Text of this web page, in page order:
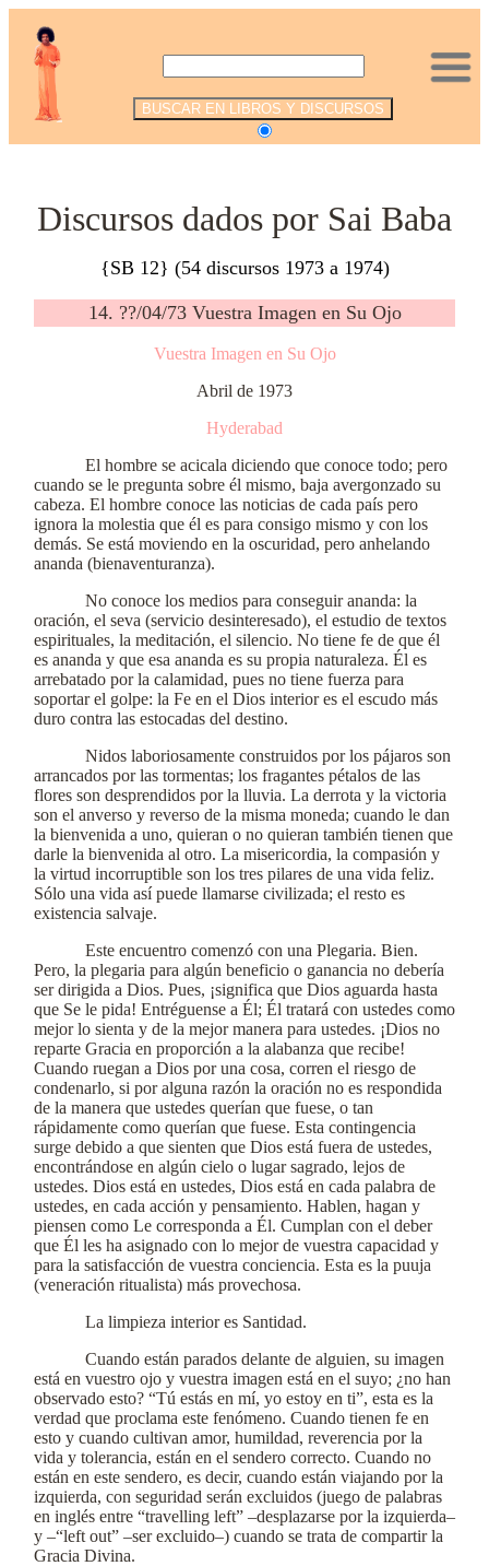
Discursos dados por Sai Baba
{SB 12} (54 discursos 1973 a 1974)
14. ??/04/73 Vuestra Imagen en Su Ojo
Vuestra Imagen en Su Ojo
Abril de 1973
Hyderabad
El hombre se acicala diciendo que conoce todo; pero
cuando se le pregunta sobre él mismo, baja avergonzado su
cabeza. El hombre conoce las noticias de cada país pero
ignora la molestia que él es para consigo mismo y con los
demás. Se está moviendo en la oscuridad, pero anhelando
ananda (bienaventuranza).
No conoce los medios para conseguir ananda: la
oración, el seva (servicio desinteresado), el estudio de textos
espirituales, la meditación, el silencio. No tiene fe de que él
es ananda y que esa ananda es su propia naturaleza. Él es
arrebatado por la calamidad, pues no tiene fuerza para
soportar el golpe: la Fe en el Dios interior es el escudo más
duro contra las estocadas del destino.
Nidos laboriosamente construidos por los pájaros son
arrancados por las tormentas; los fragantes pétalos de las
flores son desprendidos por la lluvia. La derrota y la victoria
son el anverso y reverso de la misma moneda; cuando le dan
la bienvenida a uno, quieran o no quieran también tienen que
darle la bienvenida al otro. La misericordia, la compasión y
la virtud incorruptible son los tres pilares de una vida feliz.
Sólo una vida así puede llamarse civilizada; el resto es
existencia salvaje.
Este encuentro comenzó con una Plegaria. Bien.
Pero, la plegaria para algún beneficio o ganancia no debería
ser dirigida a Dios. Pues, ¡significa que Dios aguarda hasta
que Se le pida! Entréguense a Él; Él tratará con ustedes como
mejor lo sienta y de la mejor manera para ustedes. ¡Dios no
reparte Gracia en proporción a la alabanza que recibe!
Cuando ruegan a Dios por una cosa, corren el riesgo de
condenarlo, si por alguna razón la oración no es respondida
de la manera que ustedes querían que fuese, o tan
rápidamente como querían que fuese. Esta contingencia
surge debido a que sienten que Dios está fuera de ustedes,
encontrándose en algún cielo o lugar sagrado, lejos de
ustedes. Dios está en ustedes, Dios está en cada palabra de
ustedes, en cada acción y pensamiento. Hablen, hagan y
piensen como Le corresponda a Él. Cumplan con el deber
que Él les ha asignado con lo mejor de vuestra capacidad y
para la satisfacción de vuestra conciencia. Esta es la puuja
(veneración ritualista) más provechosa.
La limpieza interior es Santidad.
Cuando están parados delante de alguien, su imagen
está en vuestro ojo y vuestra imagen está en el suyo; ¿no han
observado esto? “Tú estás en mí, yo estoy en ti”, esta es la
verdad que proclama este fenómeno. Cuando tienen fe en
esto y cuando cultivan amor, humildad, reverencia por la
vida y tolerancia, están en el sendero correcto. Cuando no
están en este sendero, es decir, cuando están viajando por la
izquierda, con seguridad serán excluidos (juego de palabras
en inglés entre “travelling left” –desplazarse por la izquierda–
y –“left out” –ser excluido–) cuando se trata de compartir la
Gracia Divina.